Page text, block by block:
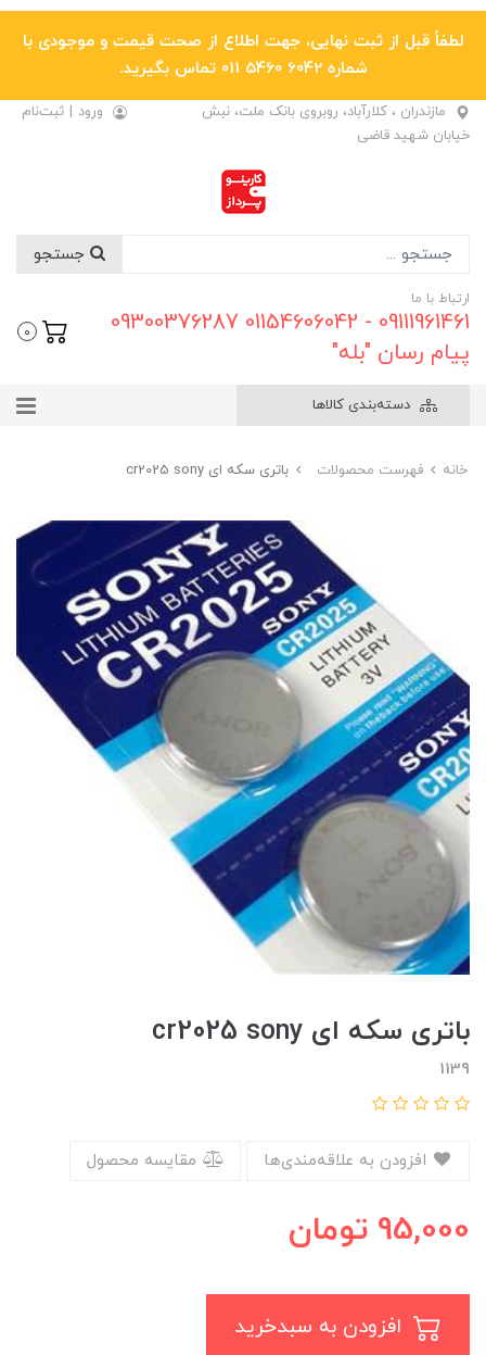
لطفاً قبل از ثبت نهایی، جهت اطلاع از صحت قیمت و موجودی با
شماره 6042 5460 011 تماس بگیرید.
مازندران ، کلارآباد، روبروی بانک ملت، نبش
خیابان شهید قاضی
ورود | ثبت‌نام
ارتباط با ما
09111961461 - 01154606042 09300376287
پیام رسان "بله"
0
دسته‌بندی کالاها
خانه فهرست محصولات باتری سکه ای cr2025 sony
باتری سکه ای cr2025 sony
1139
مقایسه محصول
95,000 تومان